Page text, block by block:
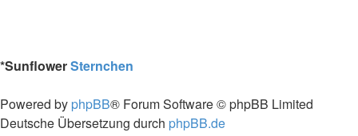
*SunflowerSternchen
Powered by phpBB® Forum Software © phpBB Limited
Deutsche Übersetzung durch phpBB.de